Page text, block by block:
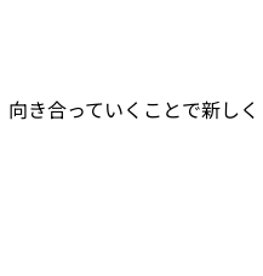
き合っていくことで新しく